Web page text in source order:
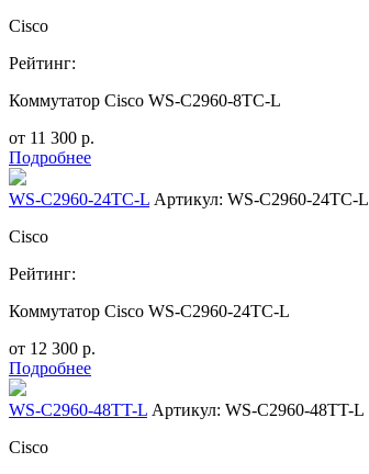
Cisco
Рейтинг:
Коммутатор Cisco WS-C2960-8TC-L
от 11 300 р.
Подробнее
WS-C2960-24TC-L Артикул: WS-C2960-24TC-L
Cisco
Рейтинг:
Коммутатор Cisco WS-C2960-24TC-L
от 12 300 р.
Подробнее
WS-C2960-48TT-L Артикул: WS-C2960-48TT-L
Cisco